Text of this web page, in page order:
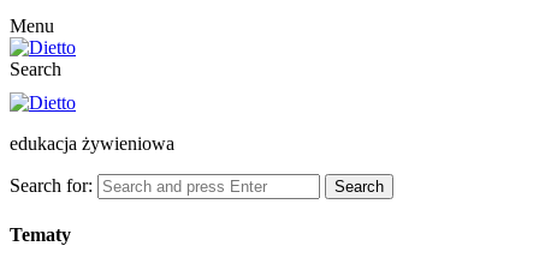
Menu
Search
edukacja żywieniowa
Search for: Search
Tematy